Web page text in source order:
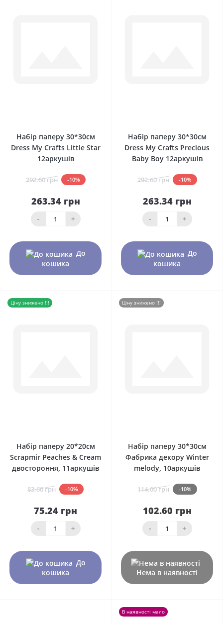
Набір паперу 30*30см
Dress My Crafts Little Star
12аркушів
292.60 грн -10%
263.34 грн
- +
До
кошика
Набір паперу 30*30см
Dress My Crafts Precious
Baby Boy 12аркушів
292.60 грн -10%
263.34 грн
- +
До
кошика
Ціну знижено !!!
Набір паперу 20*20см
Scrapmir Peaches & Cream
двостороння, 11аркушів
83.60 грн -10%
75.24 грн
- +
До
кошика
Ціну знижено !!!
Набір паперу 30*30см
Фабрика декору Winter
melody, 10аркушів
114.00 грн -10%
102.60 грн
- +
Нема в наявності
В наявності мало